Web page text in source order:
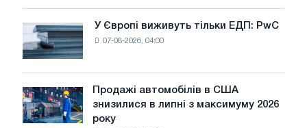
трамвайних
колій
Москви
і
Ярославля
Європі
виживуть
тільки
ЕДП:
PwC
У Європі виживуть тільки ЕДП: PwC
07-08-2026, 04:00
Продажі
автомобілів
в
Продажі автомобілів в США
знизилися в липні з максимуму 2026
року